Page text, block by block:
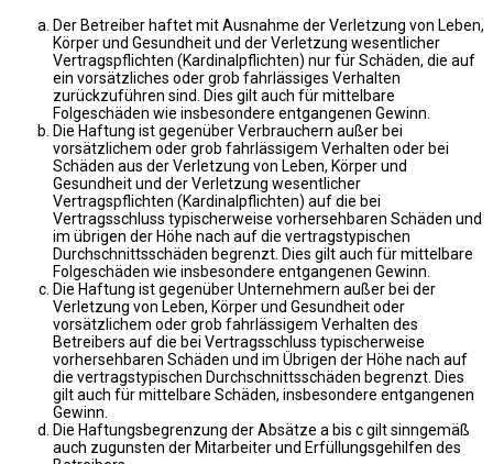
Der Betreiber haftet mit Ausnahme der Verletzung von Leben,
Körper und Gesundheit und der Verletzung wesentlicher
Vertragspflichten (Kardinalpflichten) nur für Schäden, die auf
ein vorsätzliches oder grob fahrlässiges Verhalten
zurückzuführen sind. Dies gilt auch für mittelbare
Folgeschäden wie insbesondere entgangenen Gewinn.
Die Haftung ist gegenüber Verbrauchern außer bei
vorsätzlichem oder grob fahrlässigem Verhalten oder bei
Schäden aus der Verletzung von Leben, Körper und
Gesundheit und der Verletzung wesentlicher
Vertragspflichten (Kardinalpflichten) auf die bei
Vertragsschluss typischerweise vorhersehbaren Schäden und
im übrigen der Höhe nach auf die vertragstypischen
Durchschnittsschäden begrenzt. Dies gilt auch für mittelbare
Folgeschäden wie insbesondere entgangenen Gewinn.
Die Haftung ist gegenüber Unternehmern außer bei der
Verletzung von Leben, Körper und Gesundheit oder
vorsätzlichem oder grob fahrlässigem Verhalten des
Betreibers auf die bei Vertragsschluss typischerweise
vorhersehbaren Schäden und im Übrigen der Höhe nach auf
die vertragstypischen Durchschnittsschäden begrenzt. Dies
gilt auch für mittelbare Schäden, insbesondere entgangenen
Gewinn.
Die Haftungsbegrenzung der Absätze a bis c gilt sinngemäß
auch zugunsten der Mitarbeiter und Erfüllungsgehilfen des